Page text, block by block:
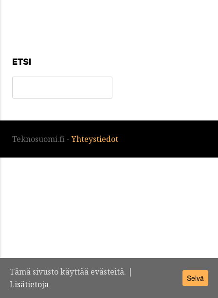
ETSI
Teknosuomi.fi -Yhteystiedot
Tämä sivusto käyttää evästeitä. |
Lisätietoja
Selvä